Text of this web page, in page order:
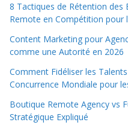
8 Tactiques de Rétention des
Remote en Compétition pour
Content Marketing pour
comme une Autorité en 2026
Comment Fidéliser les
Concurrence Mondiale pour
Boutique Remote Agency vs
Stratégique Expliqué